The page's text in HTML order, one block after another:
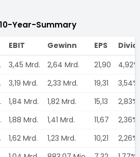
Year-Summary
EBIT Gewinn EPS
3,45 Mrd. 2,64 Mrd. 21,90
4,92%
3,19 Mrd. 2,33 Mrd. 19,31
3,54%
1,84 Mrd. 1,82 Mrd. 15,13
2,83%
1,88 Mrd. 1,41 Mrd. 11,67
2,36%
1,62 Mrd. 1,23 Mrd. 10,21
2,26%